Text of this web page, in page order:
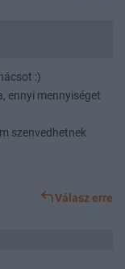
:)
ennyi mennyiséget
szenvedhetnek
Válasz erre